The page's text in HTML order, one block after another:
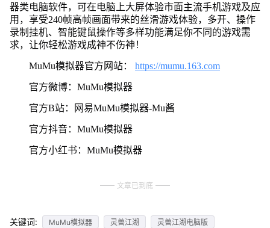
器类电脑软件，可在电脑上大屏体验市面主流手机游戏及应
用，享受240帧高帧画面带来的丝滑游戏体验，多开、操作
录制挂机、智能键鼠操作等多样功能满足你不同的游戏需
求，让你轻松游戏成神不伤神！
MuMu模拟器官方网站： https://mumu.163.com
官方微博：MuMu模拟器
官方B站：网易MuMu模拟器-Mu酱
官方抖音：MuMu模拟器
官方小红书：MuMu模拟器
文章已到底
关键词: MuMu模拟器 灵兽江湖
灵兽江湖电脑版